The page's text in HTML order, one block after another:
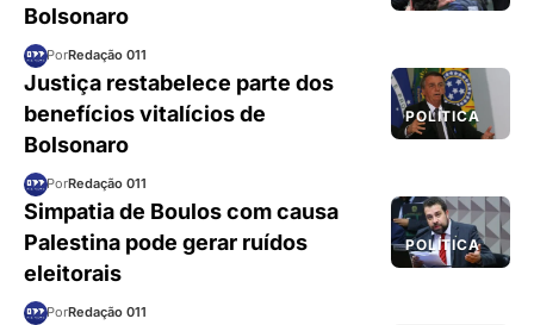
Bolsonaro
PorRedação 011
POLÍTICA
Justiça restabelece parte dos
benefícios vitalícios de
Bolsonaro
PorRedação 011
POLÍTICA
Simpatia de Boulos com causa
Palestina pode gerar ruídos
eleitorais
PorRedação 011